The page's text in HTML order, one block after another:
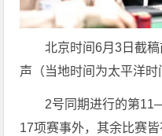
北京时间6月3日截
声（当地时间为太平洋时
2号同期进行的第
17项赛事外，其余比赛皆